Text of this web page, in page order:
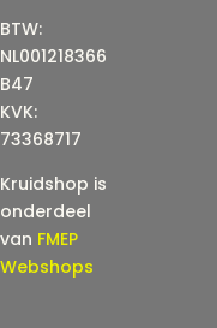
BTW:
NL001218366
B47
KVK:
73368717
Kruidshop is
onderdeel
van FMEP
Webshops